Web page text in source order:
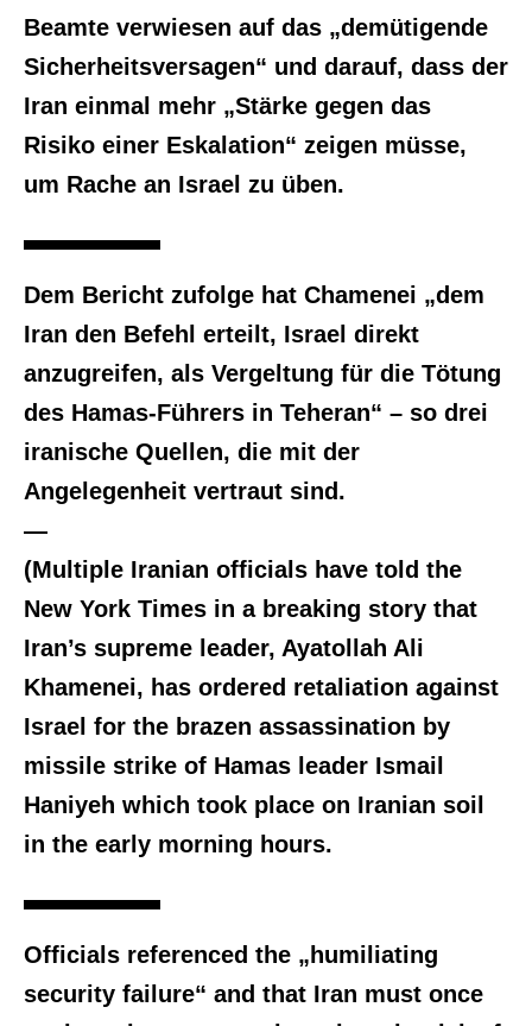
Beamte verwiesen auf das „demütigende
Sicherheitsversagen“ und darauf, dass der
Iran einmal mehr „Stärke gegen das
Risiko einer Eskalation“ zeigen müsse,
um Rache an Israel zu üben.
Dem Bericht zufolge hat Chamenei „dem
Iran den Befehl erteilt, Israel direkt
anzugreifen, als Vergeltung für die Tötung
des Hamas-Führers in Teheran“ – so drei
iranische Quellen, die mit der
Angelegenheit vertraut sind.
—
(Multiple Iranian officials have told the
New York Times in a breaking story that
Iran’s supreme leader, Ayatollah Ali
Khamenei, has ordered retaliation against
Israel for the brazen assassination by
missile strike of Hamas leader Ismail
Haniyeh which took place on Iranian soil
in the early morning hours.
Officials referenced the „humiliating
security failure“ and that Iran must once